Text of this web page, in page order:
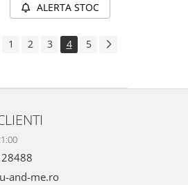
ALERTA STOC
1 2 3 4 5
and-me.ro